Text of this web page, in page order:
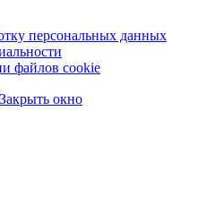
персональных данных
файлов cookie
Закрыть окно